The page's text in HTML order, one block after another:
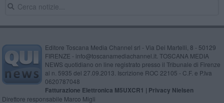
Editore Toscana Media Channel srl - Via Dei Martelli, 8 - 50129
FIRENZE - info@toscanamediachannel.it. TOSCANA MEDIA
NEWS quotidiano on line registrato presso il Tribunale di Firenze
al n. 5935 del 27.09.2013. Iscrizione ROC 22105 - C.F. e P.Iva
0620787048
Fatturazione Elettronica M5UXCR1 | Privacy Nielsen
Direttore responsabile Marco Migli